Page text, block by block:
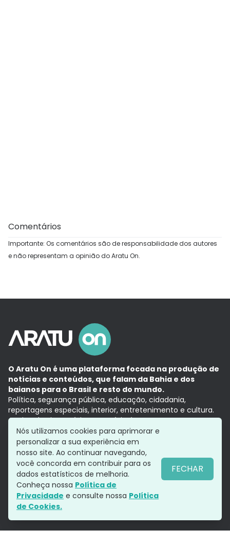
Comentários
Importante: Os comentários são de responsabilidade dos autores
e não representam a opinião do Aratu On.
O Aratu On é uma plataforma focada na produção de
notícias e conteúdos, que falam da Bahia e dos
baianos para o Brasil e resto do mundo.
Política, segurança pública, educação, cidadania,
reportagens especiais, interior, entretenimento e cultura.
Aqui, tudo vira notícia e a notícia é no tempo presente,
com a credibilidade do Grupo Aratu.
Grupo Aratu
Política de privacidade
Siga-nos
Nós utilizamos cookies para aprimorar e
personalizar a sua experiência em
nosso site. Ao continuar navegando,
você concorda em contribuir para os
dados estatísticos de melhoria.
Conheça nossa Política de
Privacidade e consulte nossa Política
de Cookies.
FECHAR